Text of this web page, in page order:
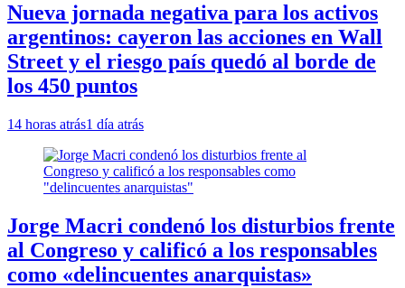
Nueva jornada negativa para los activos
argentinos: cayeron las acciones en Wall
Street y el riesgo país quedó al borde de
los 450 puntos
14 horas atrás1 día atrás
Jorge Macri condenó los disturbios frente
al Congreso y calificó a los responsables
como «delincuentes anarquistas»